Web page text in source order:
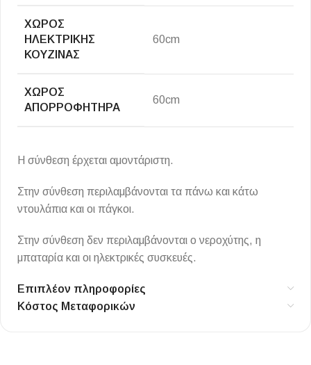
ΧΏΡΟΣ
ΗΛΕΚΤΡΙΚΉΣ
ΚΟΥΖΊΝΑΣ
60cm
ΧΏΡΟΣ
ΑΠΟΡΡΟΦΗΤΉΡΑ
60cm
Η σύνθεση έρχεται αμοντάριστη.
Στην σύνθεση περιλαμβάνονται τα πάνω και κάτω
ντουλάπια και οι πάγκοι.
Στην σύνθεση δεν περιλαμβάνονται ο νεροχύτης, η
μπαταρία και οι ηλεκτρικές συσκευές.
Επιπλέον πληροφορίες
Κόστος Μεταφορικών